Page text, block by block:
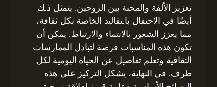
تعزيز الألفة والمحبة بين الزوجين. يتمثل ذلك
أيضًا في الاحتفال بالتقاليد الخاصة بكل ثقافة،
مما يعزز الشعور بالانتماء والارتباط. يمكن أن
تكون هذه المناسبات فرصة لتبادل الممارسات
الثقافية وتعلم تفاصيل عن الحياة اليومية لكل
طرف. في النهاية، يشكل التركيز على هذه